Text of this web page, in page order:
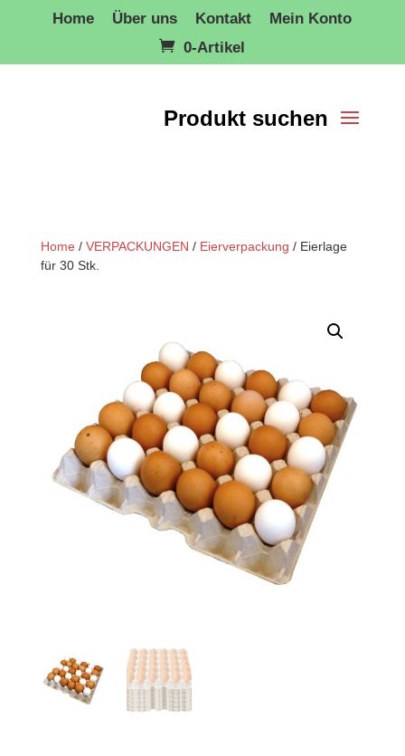
Home Über uns Kontakt
Mein Konto
0-Artikel
Home / VERPACKUNGEN / Eierverpackung / Eierlage
für 30 Stk.